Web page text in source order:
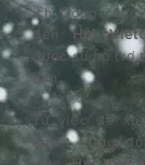
ích trong công
đếnHỏi
được sự hỗ trợ
bạn.
Từ việc đề
quyết xung